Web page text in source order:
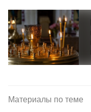
Материалы по теме